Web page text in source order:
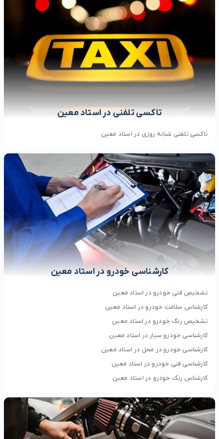
تاکسی تلفنی در استاد معین
تاکسی تلفنی شبانه روزی در استاد معین
کارشناسی خودرو در استاد معین
تشخیص فنی خودرو در استاد معین
کارشناس سلامت خودرو در استاد معین
تشخیص رنگ خودرو در استاد معین
کارشناسی خودرو سیار در استاد معین
کارشناسی خودرو در محل در استاد معین
کارشناسی فنی خودرو در استاد معین
کارشناس رنگ خودرو در استاد معین